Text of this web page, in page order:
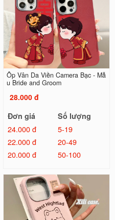
Ốp Vân Da Viền Camera Bạc - Mẫ
u Bride and Groom
28.000 đ
Đơn giá
Số lượng
24.000 đ
5-19
22.000 đ
20-49
20.000 đ
50-100